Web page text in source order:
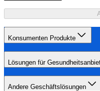
Konsumenten Produkte
Lösungen für
Andere Geschäftslösungen